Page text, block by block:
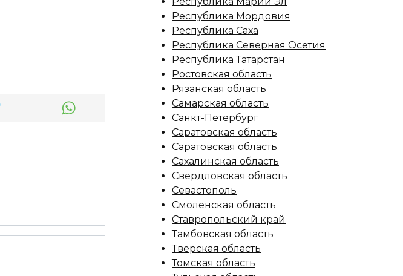
Республика Мордовия
Республика Саха
Республика Северная Осетия
Республика Татарстан
Ростовская область
Рязанская область
Самарская область
Санкт-Петербург
Саратовская область
Саратовская область
Сахалинская область
Свердловская область
Севастополь
Смоленская область
Ставропольский край
Тамбовская область
Тверская область
Томская область